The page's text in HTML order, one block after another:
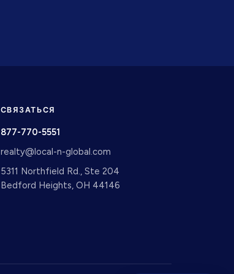
СВЯЗАТЬСЯ
877-770-5551
realty@local-n-global.com
5311 Northfield Rd., Ste 204
Bedford Heights, OH 44146